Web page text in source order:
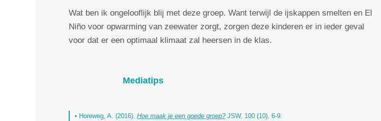
Wat ben ik ongelooflijk blij met deze groep. Want terwijl de ijskappen smelten en El
Niño voor opwarming van zeewater zorgt, zorgen deze kinderen er in ieder geval
voor dat er een optimaal klimaat zal heersen in de klas.
Mediatips
• Horeweg, A. (2016). Hoe maak je een goede groep?JSW, 100 (10), 6-9.